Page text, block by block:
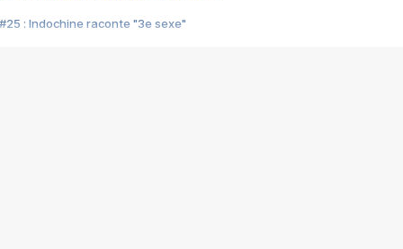
#25 : Indochine raconte "3e sexe"